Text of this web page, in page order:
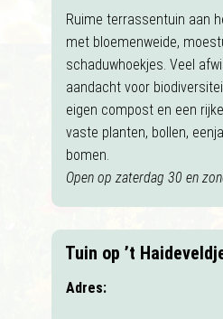
Ruime terrassentuin aan
met bloemenweide,
schaduwhoekjes. Veel
aandacht voor
eigen compost en een
vaste planten, bollen,
bomen.
Open op zaterdag 30 en
Tuin op ’t
Adres: